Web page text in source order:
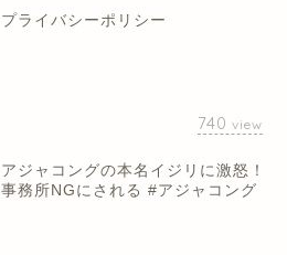
プライバシーポリシー
740 view
アジャコングの本名イジリに激怒！
事務所NGにされる #アジャコング